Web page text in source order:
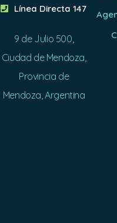
Línea Directa 147
9 de Julio 500,
Ciudad de Mendoza,
Provincia de
Mendoza, Argentina